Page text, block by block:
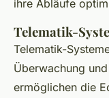
ihre Abläufe
Telematik-
Telematik-
Überwachung
ermöglichen die